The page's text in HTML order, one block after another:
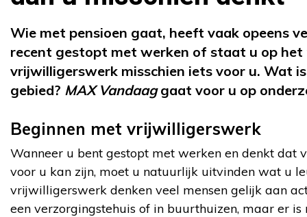
Wie met pensioen gaat, heeft vaak opeens
recent gestopt met werken of staat u op het
vrijwilligerswerk misschien iets voor u. Wat
gebied? MAX Vandaaggaat voor u op
Beginnen met vrijwilligerswerk
Wanneer u bent gestopt met werken en denkt
voor u kan zijn, moet u natuurlijk uitvinden wat u
vrijwilligerswerk denken veel mensen gelijk aan
een verzorgingstehuis of in buurthuizen, maar er